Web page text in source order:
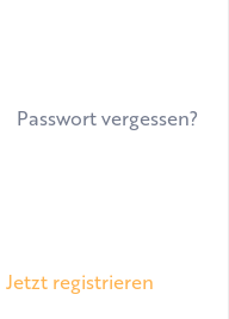
Passwort vergessen?
Jetzt registrieren